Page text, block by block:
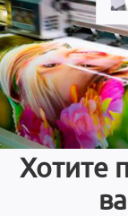
Хотите